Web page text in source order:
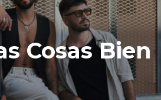
Cosas Bien